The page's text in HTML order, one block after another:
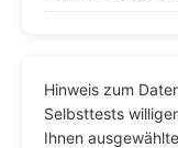
Hinweis zum
Selbsttests
Ihnen